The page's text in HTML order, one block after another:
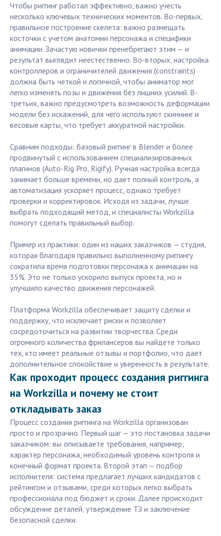
Чтобы риггинг работал эффективно, важно учесть
несколько ключевых технических моментов. Во-первых,
правильное построение скелета: важно размещать
косточки с учетом анатомии персонажа и специфики
анимации. Зачастую новички пренебрегают этим — и
результат выглядит неестественно. Во-вторых, настройка
контроллеров и ограничителей движения (constraints)
должна быть четкой и логичной, чтобы аниматор мог
легко изменять позы и движения без лишних усилий. В-
третьих, важно предусмотреть возможность деформации
модели без искажений, для чего используют скиннинг и
весовые карты, что требует аккуратной настройки.
Сравним подходы: базовый риггинг в Blender и более
продвинутый с использованием специализированных
плагинов (Auto-Rig Pro, Rigify). Ручная настройка всегда
занимает больше времени, но дает полный контроль, а
автоматизация ускоряет процесс, однако требует
проверки и корректировок. Исходя из задачи, лучше
выбрать подходящий метод, и специалисты Workzilla
помогут сделать правильный выбор.
Пример из практики: один из наших заказчиков — студия,
которая благодаря правильно выполненному риггингу
сократила время подготовки персонажа к анимации на
35%. Это не только ускорило выпуск проекта, но и
улучшило качество движения персонажей.
Платформа Workzilla обеспечивает защиту сделки и
поддержку, что исключает риски и позволяет
сосредоточиться на развитии творчества. Среди
огромного количества фрилансеров вы найдете только
тех, кто имеет реальные отзывы и портфолио, что дает
дополнительное спокойствие и уверенность в результате.
Как проходит процесс создания риггинга
на Workzilla и почему не стоит
откладывать заказ
Процесс создания риггинга на Workzilla организован
просто и прозрачно. Первый шаг — это постановка задачи
заказчиком: вы описываете требования, например,
характер персонажа, необходимый уровень контроля и
конечный формат проекта. Второй этап — подбор
исполнителя: система предлагает лучших кандидатов с
рейтингом и отзывами, среди которых легко выбрать
профессионала под бюджет и сроки. Далее происходит
обсуждение деталей, утверждение ТЗ и заключение
безопасной сделки.